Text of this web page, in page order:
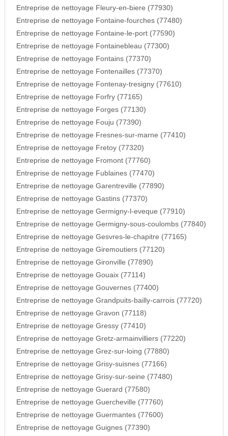
Entreprise de nettoyage Fleury-en-biere (77930)
Entreprise de nettoyage Fontaine-fourches (77480)
Entreprise de nettoyage Fontaine-le-port (77590)
Entreprise de nettoyage Fontainebleau (77300)
Entreprise de nettoyage Fontains (77370)
Entreprise de nettoyage Fontenailles (77370)
Entreprise de nettoyage Fontenay-tresigny (77610)
Entreprise de nettoyage Forfry (77165)
Entreprise de nettoyage Forges (77130)
Entreprise de nettoyage Fouju (77390)
Entreprise de nettoyage Fresnes-sur-marne (77410)
Entreprise de nettoyage Fretoy (77320)
Entreprise de nettoyage Fromont (77760)
Entreprise de nettoyage Fublaines (77470)
Entreprise de nettoyage Garentreville (77890)
Entreprise de nettoyage Gastins (77370)
Entreprise de nettoyage Germigny-l-eveque (77910)
Entreprise de nettoyage Germigny-sous-coulombs (77840)
Entreprise de nettoyage Gesvres-le-chapitre (77165)
Entreprise de nettoyage Giremoutiers (77120)
Entreprise de nettoyage Gironville (77890)
Entreprise de nettoyage Gouaix (77114)
Entreprise de nettoyage Gouvernes (77400)
Entreprise de nettoyage Grandpuits-bailly-carrois (77720)
Entreprise de nettoyage Gravon (77118)
Entreprise de nettoyage Gressy (77410)
Entreprise de nettoyage Gretz-armainvilliers (77220)
Entreprise de nettoyage Grez-sur-loing (77880)
Entreprise de nettoyage Grisy-suisnes (77166)
Entreprise de nettoyage Grisy-sur-seine (77480)
Entreprise de nettoyage Guerard (77580)
Entreprise de nettoyage Guercheville (77760)
Entreprise de nettoyage Guermantes (77600)
Entreprise de nettoyage Guignes (77390)